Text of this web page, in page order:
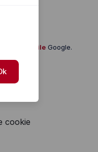
și condițiileGoogle.
cookie